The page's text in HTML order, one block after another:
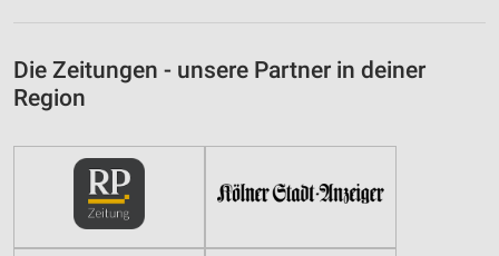
Die Zeitungen - unsere Partner in deiner
Region